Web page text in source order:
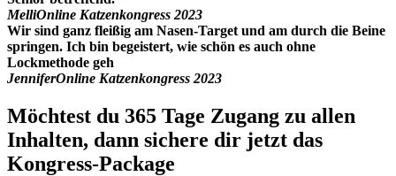
MelliOnline Katzenkongress 2023
Wir sind ganz fleißig am Nasen-Target und am durch die Beine
springen. Ich bin begeistert, wie schön es auch ohne
Lockmethode geh
JenniferOnline Katzenkongress 2023
Möchtest du 365 Tage Zugang zu allen
Inhalten, dann sichere dir jetzt das
Kongress-Package